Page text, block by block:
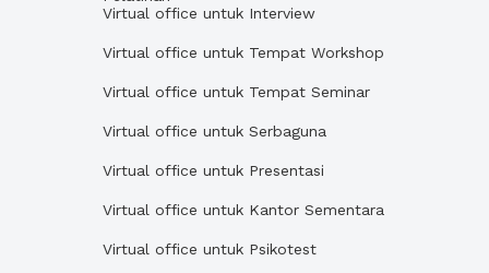
Virtual office untuk Interview
Virtual office untuk Tempat Workshop
Virtual office untuk Tempat Seminar
Virtual office untuk Serbaguna
Virtual office untuk Presentasi
Virtual office untuk Kantor Sementara
Virtual office untuk Psikotest